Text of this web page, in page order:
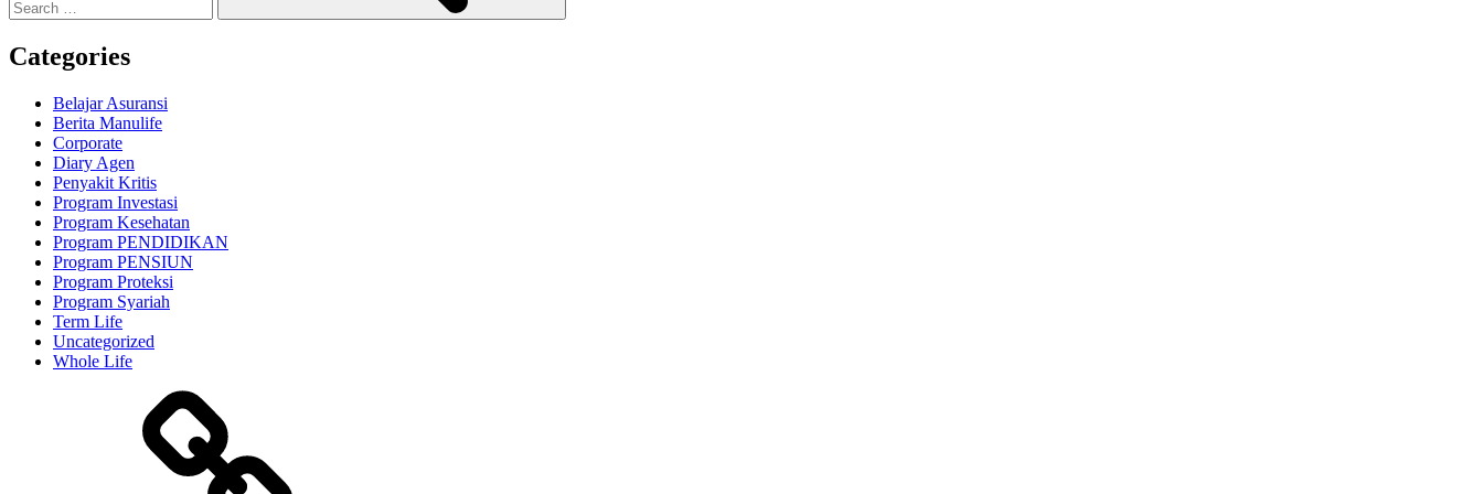
Categories
Belajar Asuransi
Berita Manulife
Corporate
Diary Agen
Penyakit Kritis
Program Investasi
Program Kesehatan
Program PENDIDIKAN
Program PENSIUN
Program Proteksi
Program Syariah
Term Life
Uncategorized
Whole Life